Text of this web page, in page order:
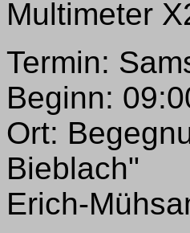
Multimeter
Termin:
Beginn:
Ort:
Bieblach"
Erich-